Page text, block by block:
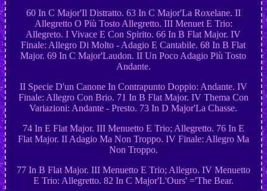
60 In C Major'Il Distratto. 63 In C Major'La Roxelane. II
Allegretto O Più Tosto Allegretto. III Menuet E Trio:
Allegreto. I Vivace E Con Spirito. 66 In B Flat Major. IV
Finale: Allegro Di Molto - Adagio E Cantabile. 68 In B Flat
Major. 69 In C Major'Laudon. II Un Poco Adagio Più Tosto
Andante.
II Specie D'un Canone In Contrapunto Doppio: Andante. IV
Finale: Allegro Con Brio. 71 In B Flat Major. IV Thema Con
Variazioni: Andante - Presto. 73 In D Major'La Chasse.
74 In E Flat Major. III Menuetto E Trio; Allegretto. 76 In E
Flat Major. II Adagio Ma Non Troppo. IV Finale: Allegro Ma
Non Troppo.
77 In B Flat Major. III Menuetto E Trio; Allegro. IV Menuetto
E Trio: Allegretto. 82 In C Major'L'Ours' ='The Bear.